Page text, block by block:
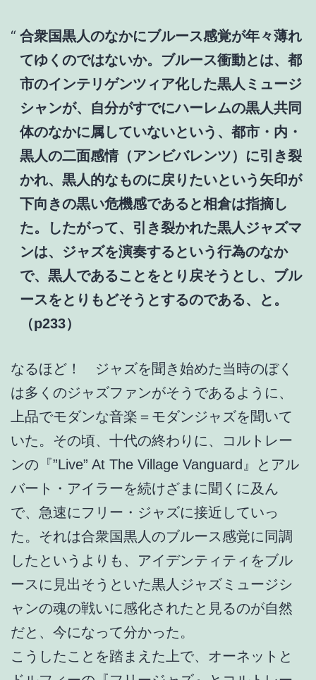
合衆国黒人のなかにブルース感覚が年々薄れ
てゆくのではないか。ブルース衝動とは、都
市のインテリゲンツィア化した黒人ミュージ
シャンが、自分がすでにハーレムの黒人共同
体のなかに属していないという、都市・内・
黒人の二面感情（アンビバレンツ）に引き裂
かれ、黒人的なものに戻りたいという矢印が
下向きの黒い危機感であると相倉は指摘し
た。したがって、引き裂かれた黒人ジャズマ
ンは、ジャズを演奏するという行為のなか
で、黒人であることをとり戻そうとし、ブル
ースをとりもどそうとするのである、と。
（p233）
なるほど！ ジャズを聞き始めた当時のぼく
は多くのジャズファンがそうであるように、
上品でモダンな音楽＝モダンジャズを聞いて
いた。その頃、十代の終わりに、コルトレー
ンの『”Live” At The Village Vanguard』とアル
バート・アイラーを続けざまに聞くに及ん
で、急速にフリー・ジャズに接近していっ
た。それは合衆国黒人のブルース感覚に同調
したというよりも、アイデンティティをブル
ースに見出そうといた黒人ジャズミュージシ
ャンの魂の戦いに感化されたと見るのが自然
だと、今になって分かった。
こうしたことを踏まえた上で、オーネットと